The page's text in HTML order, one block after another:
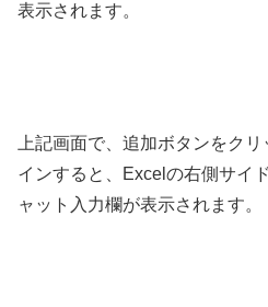
表示されます。
上記画面で、追加ボタンをクリ
インすると、Excelの右側サイ
ャット入力欄が表示されます。